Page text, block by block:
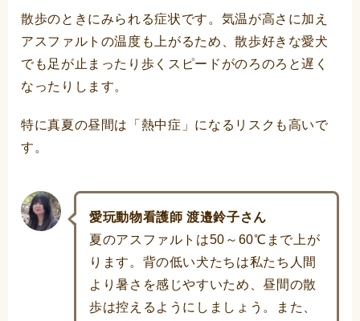
散歩のときにみられる症状です。気温が高さに加え
アスファルトの温度も上がるため、散歩好きな愛犬
でも足が止まったり歩くスピードがのろのろと遅く
なったりします。
特に真夏の昼間は「熱中症」になるリスクも高いで
す。
愛玩動物看護師 渡邉鈴子さん
夏のアスファルトは50～60℃まで上が
ります。背の低い犬たちは私たち人間
より暑さを感じやすいため、昼間の散
歩は控えるようにしましょう。また、